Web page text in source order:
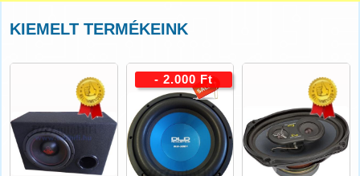
KIEMELT TERMÉKEINK
- 2.000 Ft